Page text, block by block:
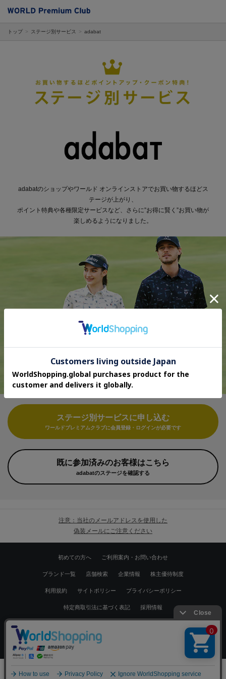
トップ ステージ別サービス adabat
adabatのショップやワールド オンラインストアでお買い物するほどス
テージが上がり、
ポイント特典や各種限定サービスなど、さらに”お得に賢く”お買い物が
楽しめるようになりました。
ステージ別サービスに申し込む
ワールドプレミアムクラブに会員登録・ログインが必要です
既に参加済みのお客様はこちら
adabatのステージを確認する
注意：当社のメールアドレスを使用した
偽装メールにご注意ください
初めての方へ ご利用案内・お問い合わせ
ブランド一覧 店舗検索 企業情報 株主優待制度
利用規約 サイトポリシー プライバシーポリシー
特定商取引法に基づく表記 採用情報
Copyrights © WORLD CO.,LTD. All rights reserved.